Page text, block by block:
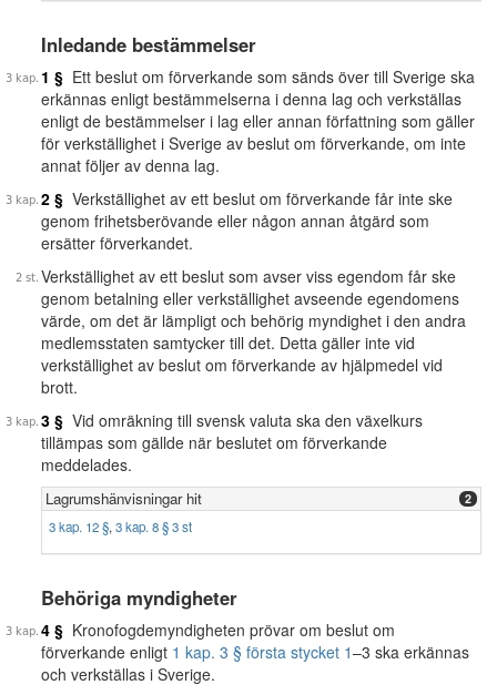
Inledande bestämmelser
1 § Ett beslut om förverkande som sänds över till Sverige ska
erkännas enligt bestämmelserna i denna lag och verkställas
enligt de bestämmelser i lag eller annan författning som gäller
för verkställighet i Sverige av beslut om förverkande, om inte
annat följer av denna lag.
2 § Verkställighet av ett beslut om förverkande får inte ske
genom frihetsberövande eller någon annan åtgärd som
ersätter förverkandet.
Verkställighet av ett beslut som avser viss egendom får ske
genom betalning eller verkställighet avseende egendomens
värde, om det är lämpligt och behörig myndighet i den andra
medlemsstaten samtycker till det. Detta gäller inte vid
verkställighet av beslut om förverkande av hjälpmedel vid
brott.
3 § Vid omräkning till svensk valuta ska den växelkurs
tillämpas som gällde när beslutet om förverkande
meddelades.
Lagrumshänvisningar hit 2
3 kap. 12 §, 3 kap. 8 § 3 st
Behöriga myndigheter
4 § Kronofogdemyndigheten prövar om beslut om
förverkande enligt 1 kap. 3 § första stycket 1–3 ska erkännas
och verkställas i Sverige.